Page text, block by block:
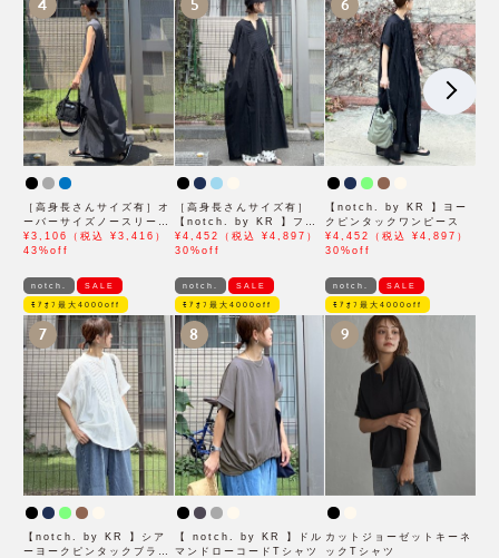
4
［高身長さんサイズ有］オ
ーバーサイズノースリーブ
ワンピース
¥3,106（税込 ¥3,416）
43%off
5
［高身長さんサイズ有］
【notch. by KR 】フロ
ント刺繍スキッパーワンピ
ース
¥4,452（税込 ¥4,897）
30%off
6
【notch. by KR 】ヨー
クピンタックワンピース
¥4,452（税込 ¥4,897）
30%off
notch. SALE
ﾓｱｵﾌ最大4000off
7
【notch. by KR 】シア
ーヨークピンタックブラウ
notch. SALE
ﾓｱｵﾌ最大4000off
8
【 notch. by KR 】ドル
マンドローコードTシャツ
notch. SALE
ﾓｱｵﾌ最大4000off
9
カットジョーゼットキーネ
ックTシャツ